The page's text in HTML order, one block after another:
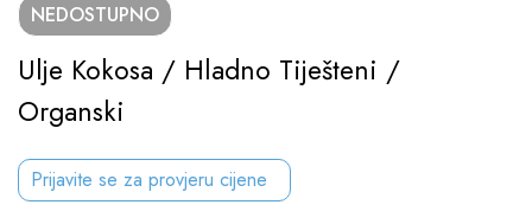
NEDOSTUPNO
Ulje Kokosa / Hladno Tiješteni /
Organski
Prijavite se za provjeru cijene